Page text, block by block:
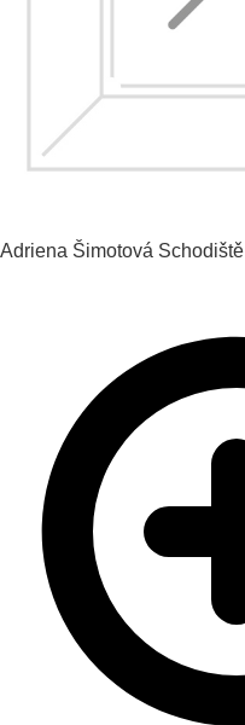
Adriena Šimotová Schodiště